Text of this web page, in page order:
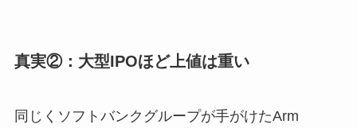
真実②：大型IPOほど上値は重い
同じくソフトバンクグループが手がけたArm